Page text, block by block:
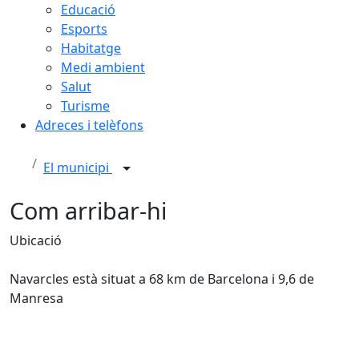
Educació
Esports
Habitatge
Medi ambient
Salut
Turisme
Adreces i telèfons
El municipi
Com arribar-hi
Ubicació
Navarcles està situat a 68 km de Barcelona i 9,6 de
Manresa